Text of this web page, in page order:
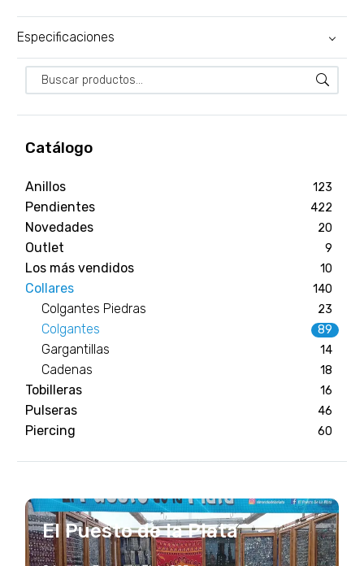
Catálogo
Anillos 123
Pendientes 422
Novedades 20
Outlet 9
Los más vendidos 10
Collares 140
Colgantes Piedras 23
Colgantes 89
Gargantillas 14
Cadenas 18
Tobilleras 16
Pulseras 46
Piercing 60
El Puesto de la Plata
Especificaciones